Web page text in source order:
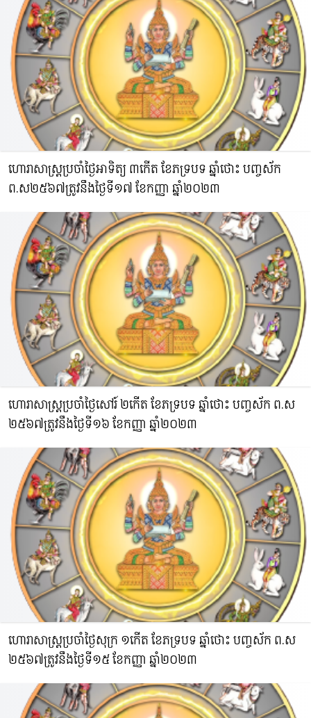
ហោរាសាស្រ្តប្រចាំថ្ងៃអាទិត្យ ៣កើត ខែភទ្របទ ឆ្នាំថោះ​ បញ្ចស័ក
ព.ស​២៥៦៧ត្រូវនឹងថ្ងៃទី១៧ ខែកញ្ញា ឆ្នាំ២០២៣
ហោរាសាស្រ្តប្រចាំថ្ងៃសៅរ៍ ២កើត ខែភទ្របទ ឆ្នាំថោះ​ បញ្ចស័ក ព.ស​
២៥៦៧ត្រូវនឹងថ្ងៃទី១៦ ខែកញ្ញា ឆ្នាំ២០២៣
ហោរាសាស្រ្តប្រចាំថ្ងៃសុក្រ ១កើត ខែភទ្របទ ឆ្នាំថោះ​ បញ្ចស័ក ព.ស​
២៥៦៧ត្រូវនឹងថ្ងៃទី១៥ ខែកញ្ញា ឆ្នាំ២០២៣